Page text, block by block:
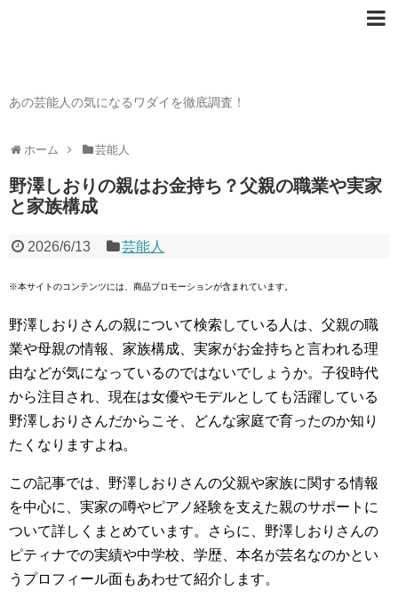
あの芸能人の気になるワダイを徹底調査！
ホーム 芸能人
野澤しおりの親はお金持ち？父親の職業や実家
と家族構成
2026/6/13 芸能人
※本サイトのコンテンツには、商品プロモーションが含まれています。
野澤しおりさんの親について検索している人は、父親の職
業や母親の情報、家族構成、実家がお金持ちと言われる理
由などが気になっているのではないでしょうか。子役時代
から注目され、現在は女優やモデルとしても活躍している
野澤しおりさんだからこそ、どんな家庭で育ったのか知り
たくなりますよね。
この記事では、野澤しおりさんの父親や家族に関する情報
を中心に、実家の噂やピアノ経験を支えた親のサポートに
ついて詳しくまとめています。さらに、野澤しおりさんの
ピティナでの実績や中学校、学歴、本名が芸名なのかとい
うプロフィール面もあわせて紹介します。